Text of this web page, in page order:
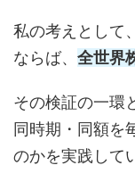
私の考えとして
ならば、 全世界
その検証の一環
同時期・同額を
のかを実践して